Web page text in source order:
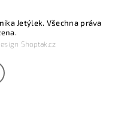
Jetýlek. Všechna práva
Shoptak.cz